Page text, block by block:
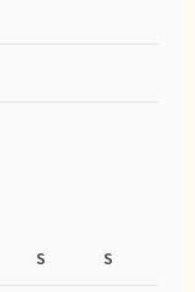
S S